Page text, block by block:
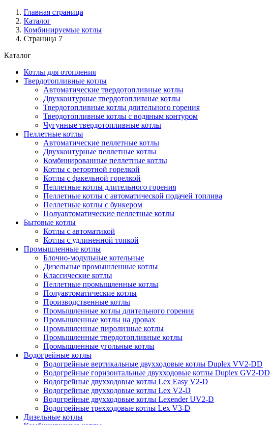
Главная страница
Каталог
Комбинируемые котлы
Страница 7
Каталог
Котлы для отопления
Твердотопливные котлы
Автоматические твердотопливные котлы
Двухконтурные твердотопливные котлы
Твердотопливные котлы длительного горения
Твердотопливные котлы с водяным контуром
Чугунные твердотопливные котлы
Пеллетные котлы
Автоматические пеллетные котлы
Двухконтурные пеллетные котлы
Комбинированные пеллетные котлы
Котлы с ретортной горелкой
Котлы с факельной горелкой
Пеллетные котлы длительного горения
Пеллетные котлы с автоматической подачей топлива
Пеллетные котлы с бункером
Полуавтоматические пеллетные котлы
Бытовые котлы
Котлы с автоматикой
Котлы с удлиненной топкой
Промышленные котлы
Блочно-модульные котельные
Дизельные промышленные котлы
Классические котлы
Пеллетные промышленные котлы
Полуавтоматические котлы
Производственные котлы
Промышленные котлы длительного горения
Промышленные котлы на дровах
Промышленные пиролизные котлы
Промышленные твердотопливные котлы
Промышленные угольные котлы
Водогрейные котлы
Водогрейные вертикальные двухходовые котлы Duplex VV2-DD
Водогрейные горизонтальные двухходовые котлы Duplex GV2-DD
Водогрейные двухходовые котлы Lex Easy V2-D
Водогрейные двухходовые котлы Lex V2-D
Водогрейные двухходовые котлы Lexender UV2-D
Водогрейные трехходовые котлы Lex V3-D
Дизельные котлы